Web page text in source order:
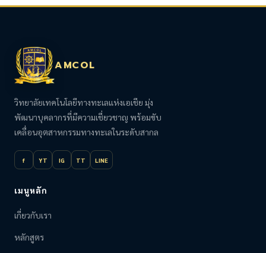
AMCOL
วิทยาลัยเทคโนโลยีทางทะเลแห่งเอเชีย มุ่ง
พัฒนาบุคลากรที่มีความเชี่ยวชาญ พร้อมขับ
เคลื่อนอุตสาหกรรมทางทะเลในระดับสากล
f YT IG TT LINE
เมนูหลัก
เกี่ยวกับเรา
หลักสูตร